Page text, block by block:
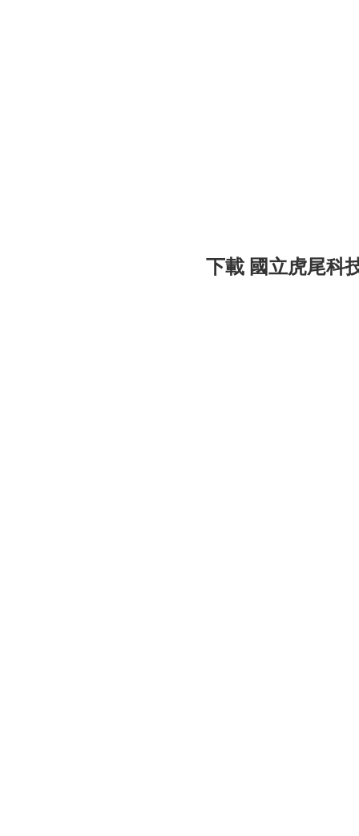
下載 國立虎尾科